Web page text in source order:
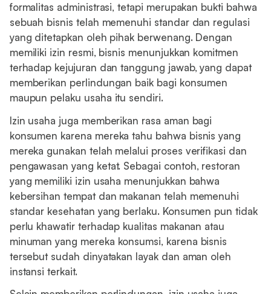
formalitas administrasi, tetapi merupakan bukti bahwa
sebuah bisnis telah memenuhi standar dan regulasi
yang ditetapkan oleh pihak berwenang. Dengan
memiliki izin resmi, bisnis menunjukkan komitmen
terhadap kejujuran dan tanggung jawab, yang dapat
memberikan perlindungan baik bagi konsumen
maupun pelaku usaha itu sendiri.
Izin usaha juga memberikan rasa aman bagi
konsumen karena mereka tahu bahwa bisnis yang
mereka gunakan telah melalui proses verifikasi dan
pengawasan yang ketat. Sebagai contoh, restoran
yang memiliki izin usaha menunjukkan bahwa
kebersihan tempat dan makanan telah memenuhi
standar kesehatan yang berlaku. Konsumen pun tidak
perlu khawatir terhadap kualitas makanan atau
minuman yang mereka konsumsi, karena bisnis
tersebut sudah dinyatakan layak dan aman oleh
instansi terkait.